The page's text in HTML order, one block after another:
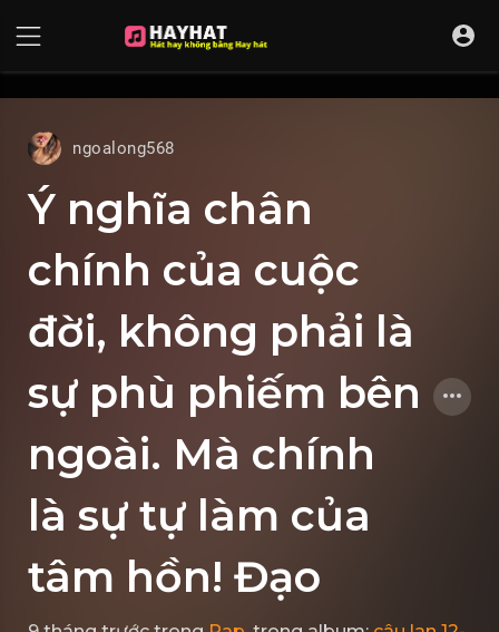
ngoalong568
Ý nghĩa chân
chính của cuộc
đời, không phải là
sự phù phiếm bên
ngoài. Mà chính
là sự tự làm của
tâm hồn! Đạo